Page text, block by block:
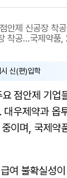
안제 신공장 착공
착공…국제약품,
신(편)입학
점안제 기업
우제약과 옵
이며, 국제약
여 불확실성